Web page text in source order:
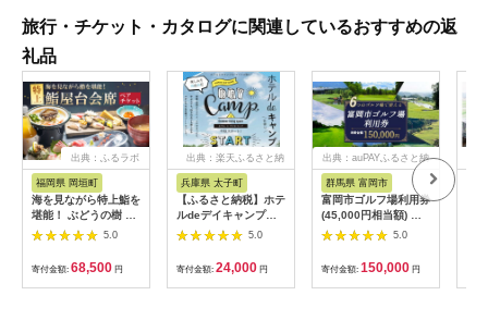
旅行・チケット・カタログに関連しているおすすめの返
礼品
出典：ふるラボ
福岡県 岡垣町
海を見ながら特上鮨を
堪能！ ぶどうの樹 鮨
屋台ペア お食事券 海
鮮 海 屋台 食事 ペア
福岡県 岡垣町
5.0
寄付金額: 68,500 円
出典：楽天ふるさと納
兵庫県 太子町
【ふるさと納税】ホテ
ルdeデイキャンプ体
験チケット
【1364991】
5.0
寄付金額: 24,000 円
出典：auPAYふるさと納
群馬県 富岡市
富岡市ゴルフ場利用券
(45,000円相当額) ゴ
ルフ チケット 平日 土
日 祝日 プレー券 関東
群馬県 首都圏 F20E-
382
5.0
寄付金額: 150,000 円